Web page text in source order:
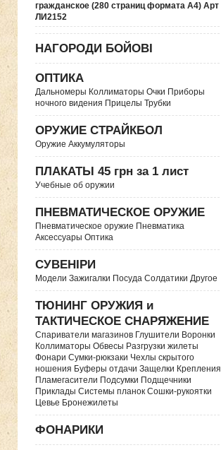
гражданское (280 страниц формата А4) Арт
ЛИ2152
НАГОРОДИ БОЙОВІ
ОПТИКА
Дальномеры Коллиматоры Очки Приборы
ночного видения Прицелы Трубки
ОРУЖИЕ СТРАЙКБОЛ
Оружие Аккумуляторы
ПЛАКАТЫ 45 грн за 1 лист
Учебные об оружии
ПНЕВМАТИЧЕСКОЕ ОРУЖИЕ
Пневматическое оружие Пневматика
Аксессуары Оптика
СУВЕНІРИ
Модели Зажигалки Посуда Солдатики Другое
ТЮНИНГ ОРУЖИЯ и
ТАКТИЧЕСКОЕ СНАРЯЖЕНИЕ
Спариватели магазинов Глушители Воронки
Коллиматоры Обвесы Разгрузки жилеты
Фонари Сумки-рюкзаки Чехлы скрытого
ношения Буферы отдачи Защелки Крепления
Пламегасители Подсумки Подщечники
Приклады Системы планок Сошки-рукоятки
Цевье Бронежилеты
ФОНАРИКИ